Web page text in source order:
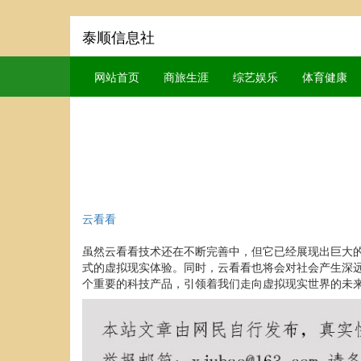
泰顺信息社
网站首页 商旅生涯 综艺娱乐 体育健康
云看看
虽然云看看技术还在不断完善中，但它已经展现出巨
式的虚拟现实体验。同时，云看看也将会对社会产生
个重要的科技产品，引领着我们走向虚拟现实世界的未